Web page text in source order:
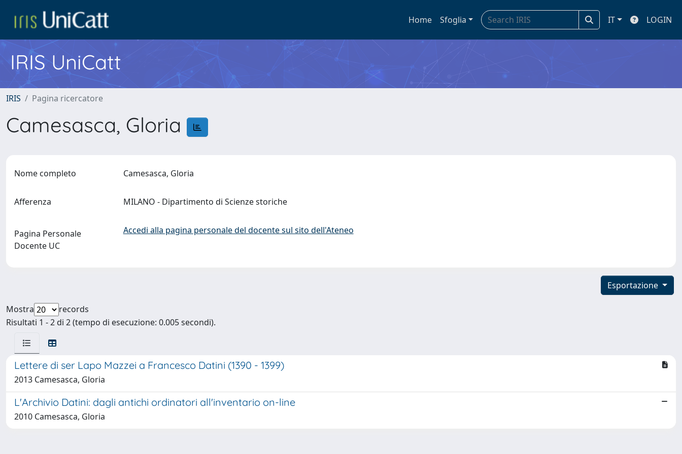
Home Sfoglia IT LOGIN
IRIS UniCatt
IRIS Pagina ricercatore
Camesasca, Gloria
Nome completo Camesasca, Gloria
Afferenza MILANO - Dipartimento di Scienze storiche
Pagina Personale
Docente UC
Accedi alla pagina personale del docente sul sito dell'Ateneo
Esportazione
Mostra
records
Risultati 1 - 2 di 2 (tempo di esecuzione: 0.005 secondi).
Lettere di ser Lapo Mazzei a Francesco Datini (1390 - 1399)
2013 Camesasca, Gloria
L'Archivio Datini: dagli antichi ordinatori all'inventario on-line
2010 Camesasca, Gloria